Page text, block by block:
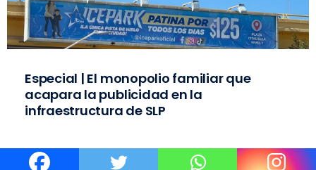
Especial | El monopolio familiar que
acapara la publicidad en la
infraestructura de SLP